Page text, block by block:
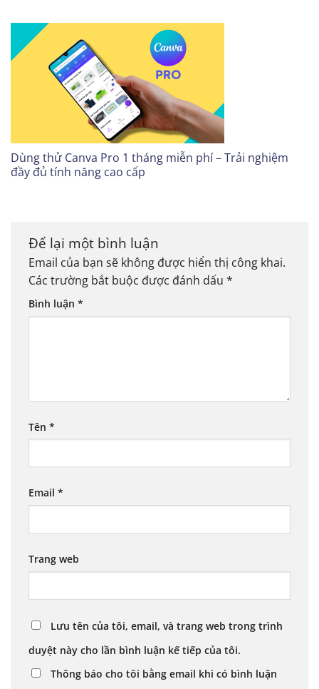
Dùng thử Canva Pro 1 tháng miễn phí – Trải nghiệm
đầy đủ tính năng cao cấp
Để lại một bình luận
Email của bạn sẽ không được hiển thị công khai.
Các trường bắt buộc được đánh dấu *
Bình luận *
Tên *
Email *
Trang web
Lưu tên của tôi, email, và trang web trong trình
duyệt này cho lần bình luận kế tiếp của tôi.
Thông báo cho tôi bằng email khi có bình luận